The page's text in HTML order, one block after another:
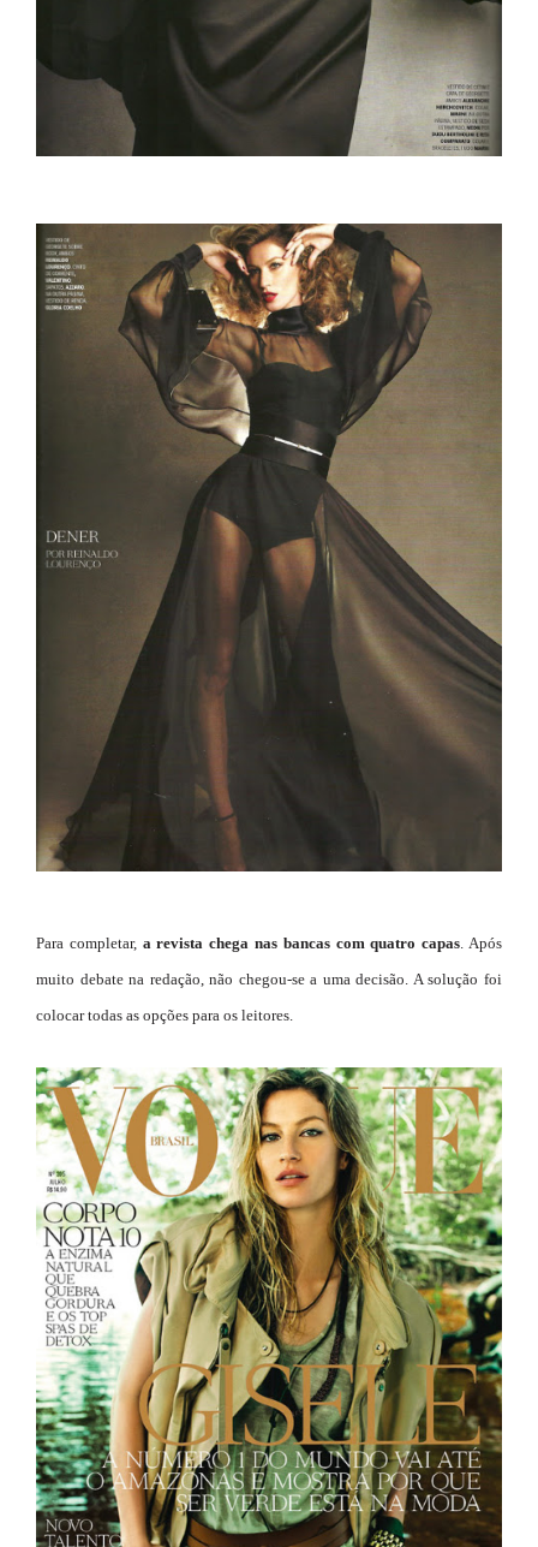
Para completar, a revista chega nas bancas com quatro capas. Após
muito debate na redação, não chegou-se a uma decisão. A solução foi
colocar todas as opções para os leitores.